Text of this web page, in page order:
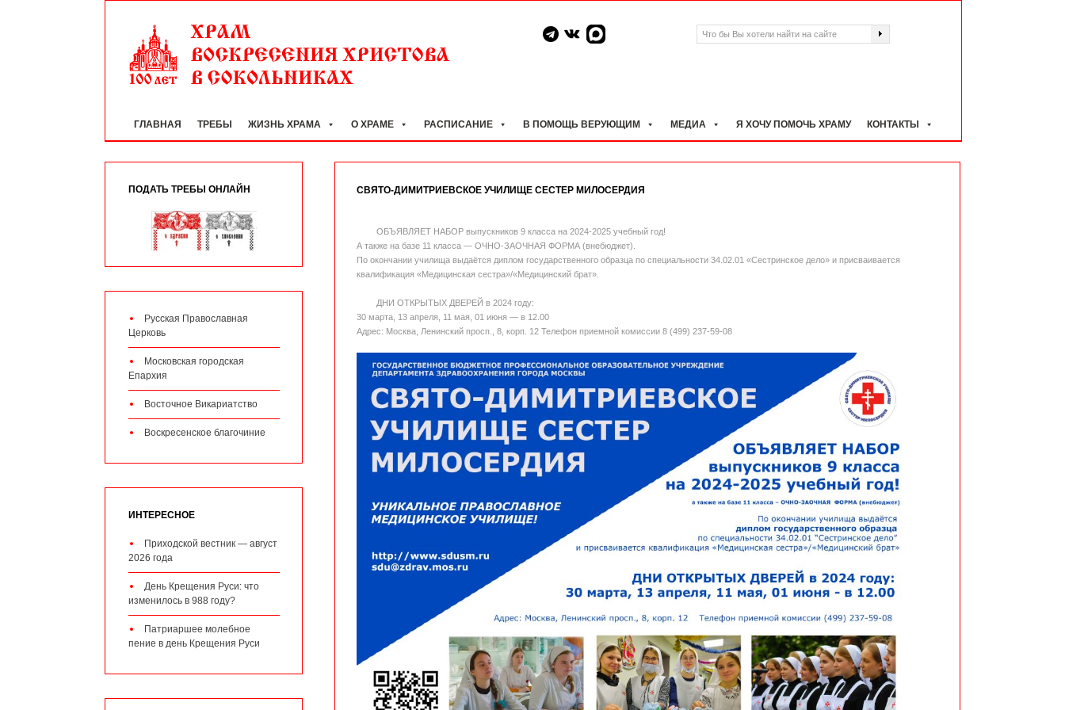
ГЛАВНАЯ ТРЕБЫ ЖИЗНЬ ХРАМА О ХРАМЕ РАСПИСАНИЕ В ПОМОЩЬ ВЕРУЮЩИМ МЕДИА Я ХОЧУ ПОМОЧЬ ХРАМУ КОНТАКТЫ
СВЯТО-ДИМИТРИЕВСКОЕ УЧИЛИЩЕ СЕСТЕР МИЛОСЕРДИЯ
ОБЪЯВЛЯЕТ НАБОР выпускников 9 класса на 2024-2025 учебный год!
А также на базе 11 класса — ОЧНО-ЗАОЧНАЯ ФОРМА (внебюджет).
По окончании училища выдаётся диплом государственного образца по специальности 34.02.01 «Сестринское дело» и присваивается
квалификация «Медицинская сестра»/«Медицинский брат».
ДНИ ОТКРЫТЫХ ДВЕРЕЙ в 2024 году:
30 марта, 13 апреля, 11 мая, 01 июня — в 12.00
Адрес: Москва, Ленинский просп., 8, корп. 12 Телефон приемной комиссии 8 (499) 237-59-08
ПОДАТЬ ТРЕБЫ ОНЛАЙН
Русская Православная
Церковь
Московская городская
Епархия
Восточное Викариатство
Воскресенское благочиние
ИНТЕРЕСНОЕ
Приходской вестник — август
2026 года
День Крещения Руси: что
изменилось в 988 году?
Патриаршее молебное
пение в день Крещения Руси